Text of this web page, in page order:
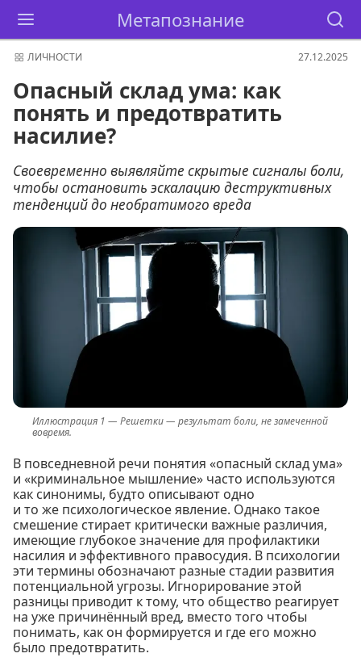
Метапознание
ЛИЧНОСТИ 27.12.2025
Опасный склад ума: как
понять и предотвратить
насилие?
Своевременно выявляйте скрытые сигналы боли,
чтобы остановить эскалацию деструктивных
тенденций до необратимого вреда
Решетки — результат боли, не замеченной
вовремя.
В повседневной речи понятия «опасный склад ума»
и «криминальное мышление» часто используются
как синонимы, будто описывают одно
и то же психологическое явление. Однако такое
смешение стирает критически важные различия,
имеющие глубокое значение для профилактики
насилия и эффективного правосудия. В психологии
эти термины обозначают разные стадии развития
потенциальной угрозы. Игнорирование этой
разницы приводит к тому, что общество реагирует
на уже причинённый вред, вместо того чтобы
понимать, как он формируется и где его можно
было предотвратить.